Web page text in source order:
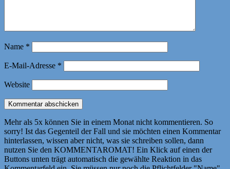
Name *
E-Mail-Adresse *
Website
Mehr als 5x können Sie in einem Monat nicht kommentieren. So
sorry! Ist das Gegenteil der Fall und sie möchten einen Kommentar
hinterlassen, wissen aber nicht, was sie schreiben sollen, dann
nutzen Sie den KOMMENTAROMAT! Ein Klick auf einen der
Buttons unten trägt automatisch die gewählte Reaktion in das